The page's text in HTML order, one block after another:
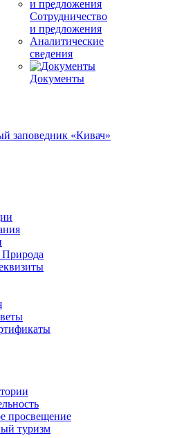
Сотрудничество
и предложения
Аналитические
сведения
Документы
Природа
просвещение
туризм